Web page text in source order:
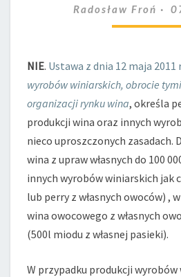
I
SIĘ
Radosław Froń
NIE. Ustawa z dnia 12 maja 2011
wyrobów winiarskich, obrocie
organizacji rynku wina, określa
produkcji wina oraz innych
nieco uproszczonych zasadach.
wina z upraw własnych do 100
innych wyrobów winiarskich jak
lub perry z własnych owoców) ,
wina owocowego z własnych
(500l miodu z własnej pasieki).
W przypadku produkcji